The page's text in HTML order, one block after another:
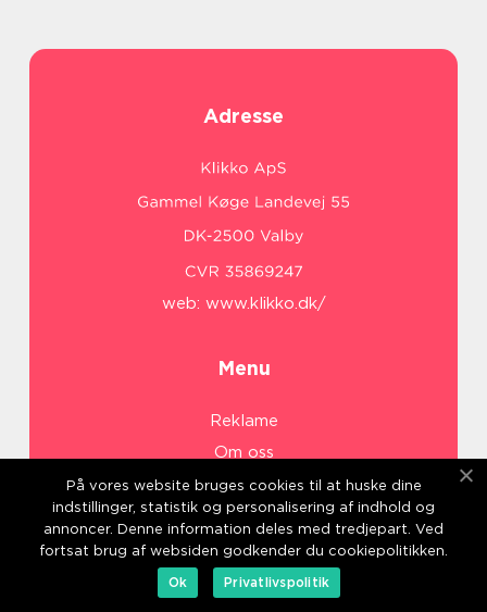
Adresse
web: www.klikko.dk/
Menu
Reklame
Om oss
Cookies
Kontakt Oss
Sitemap
På vores website bruges cookies til at huske dine
indstillinger, statistik og personalisering af indhold og
annoncer. Denne information deles med tredjepart. Ved
fortsat brug af websiden godkender du cookiepolitikken.
Ok
Privatlivspolitik